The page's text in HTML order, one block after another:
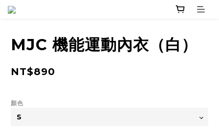
MJC 機能運動內衣（白）
NT$890
顏色